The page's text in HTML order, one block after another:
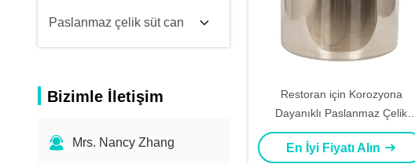
Paslanmaz çelik süt can
Bizimle İletişim
Mrs. Nancy Zhang
Restoran için Korozyona
Dayanıklı Paslanmaz Çelik
Yuvarlak Tambur
En İyi Fiyatı Alın